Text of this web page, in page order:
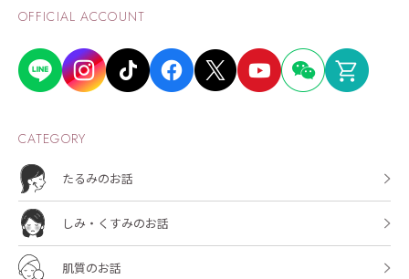
OFFICIAL ACCOUNT
CATEGORY
たるみのお話
しみ・くすみのお話
肌質のお話